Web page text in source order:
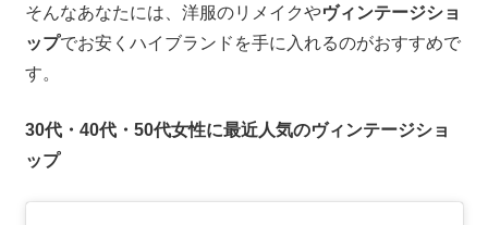
そんなあなたには、洋服のリメイクやヴィンテージショ
ップでお安くハイブランドを手に入れるのがおすすめで
す。
30代・40代・50代女性に最近人気のヴィンテージショ
ップ